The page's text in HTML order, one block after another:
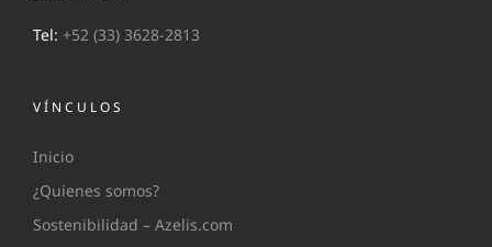
Tel: +52 (33) 3628-2813
VÍNCULOS
Inicio
¿Quienes somos?
Sostenibilidad – Azelis.com